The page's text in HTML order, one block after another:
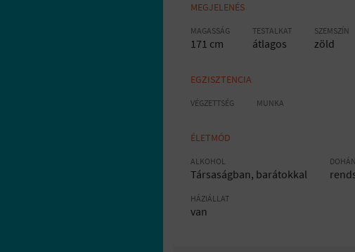
MEGJELENÉS
MAGASSÁG
171 cm
TESTALKAT
átlagos
SZEMSZÍN
zöld
EGZISZTENCIA
VÉGZETTSÉG MUNKA
ÉLETMÓD
ALKOHOL
Társaságban, barátokkal
HÁZIÁLLAT
van